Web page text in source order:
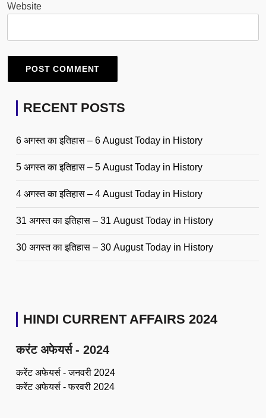
Website
RECENT POSTS
6 अगस्त का इतिहास – 6 August Today in History
5 अगस्त का इतिहास – 5 August Today in History
4 अगस्त का इतिहास – 4 August Today in History
31 अगस्त का इतिहास – 31 August Today in History
30 अगस्त का इतिहास – 30 August Today in History
HINDI CURRENT AFFAIRS 2024
करंट अफेयर्स - 2024
करेंट अफेयर्स - जनवरी 2024
करेंट अफेयर्स - फरवरी 2024